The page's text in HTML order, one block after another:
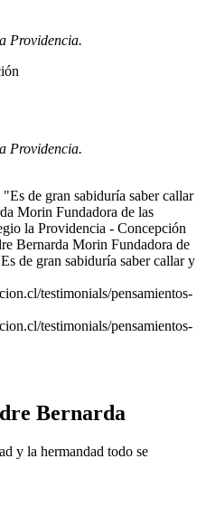
Providencia.
Providencia.
de gran sabiduría saber callar
Morin Fundadora de las
la Providencia - Concepción
Bernarda Morin Fundadora de
de gran sabiduría saber callar y
testimonials/pensamientos-
testimonials/pensamientos-
Bernarda
y la hermandad todo se